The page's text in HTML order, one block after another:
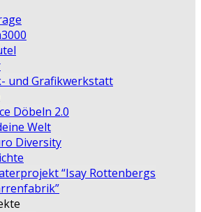
und Grafikwerkstatt
Döbeln 2.0
Welt
Diversity
“Isay Rottenbergs